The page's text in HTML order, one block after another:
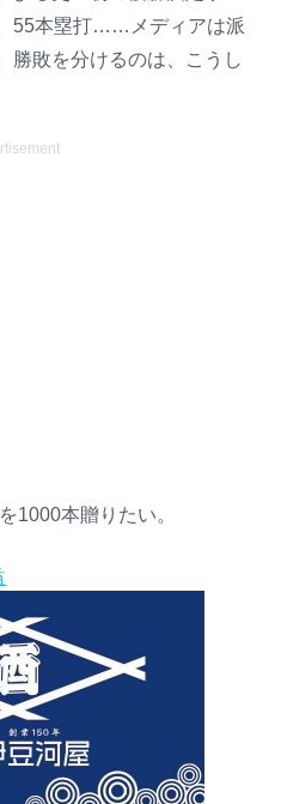
55本塁打……メディアは派
敗を分けるのは、こうし
1000本贈りたい。